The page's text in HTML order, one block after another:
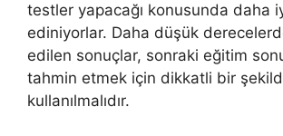
testler yapacağı konusunda daha
ediniyorlar. Daha düşük
edilen sonuçlar, sonraki eğitim
tahmin etmek için dikkatli bir
kullanılmalıdır.